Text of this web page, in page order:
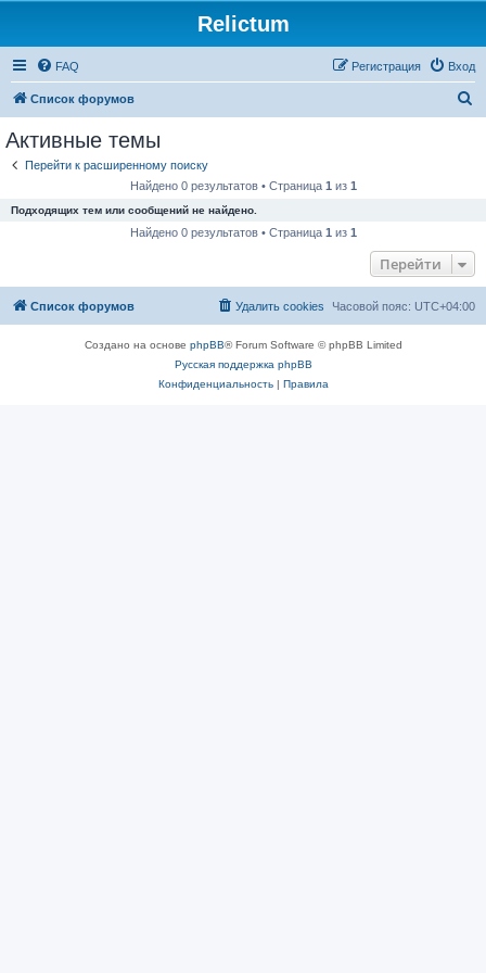
Relictum
FAQ Вход
Регистрация
Список форумов
Активные темы
Перейти к расширенному поиску
Найдено 0 результатов • Страница 1 из 1
Подходящих тем или сообщений не найдено.
Найдено 0 результатов • Страница 1 из 1
Перейти
Список форумов Часовой пояс: UTC+04:00
Удалить cookies
Создано на основе phpBB® Forum Software © phpBB Limited
Русская поддержка phpBB
Конфиденциальность| Правила